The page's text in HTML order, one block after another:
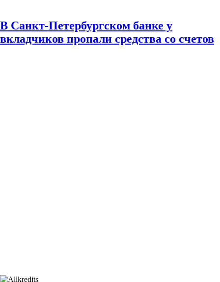
В Санкт-Петербургском банке у
вкладчиков пропали средства со счетов